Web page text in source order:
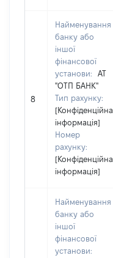
8
Найменування
банку або
іншої
фінансової
установи:
АТ
"ОТП БАНК"
Тип рахунку:
[Конфіденційна
інформація]
Номер
рахунку:
[Конфіденційна
інформація]
Найменування
банку або
іншої
фінансової
установи: